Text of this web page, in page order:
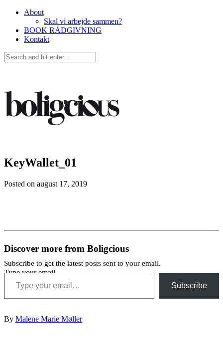
About
Skal vi arbejde sammen?
BOOK RÅDGIVNING
Kontakt
KeyWallet_01
Posted on august 17, 2019
Discover more from Boligcious
Subscribe to get the latest posts sent to your email.
Type your email…
Subscribe
By Malene Marie Møller